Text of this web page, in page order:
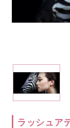
ラッシュア